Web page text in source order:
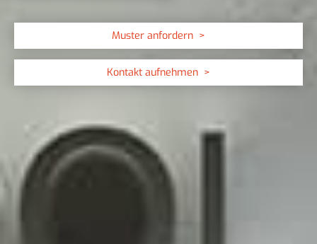
Muster anfordern
Kontakt aufnehmen